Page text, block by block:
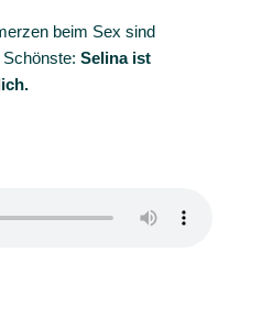
beim Sex sind
Selina ist